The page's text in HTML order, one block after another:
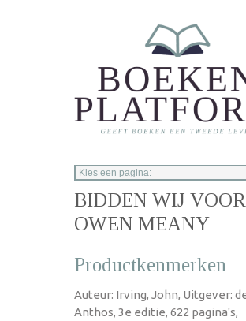
BIDDEN WIJ VOOR
OWEN MEANY
Productkenmerken
Auteur: Irving, John, Uitgever:
Anthos, 3e editie, 622 pagina's,